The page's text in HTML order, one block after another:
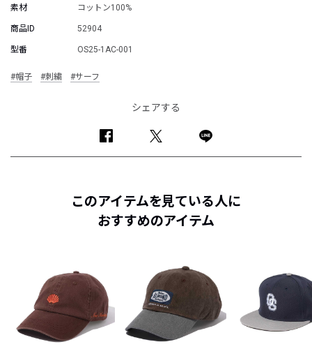
素材 コットン100%
商品ID 52904
型番 OS25-1AC-001
#帽子 #刺繍 #サーフ
シェアする
このアイテムを見ている人に
おすすめのアイテム